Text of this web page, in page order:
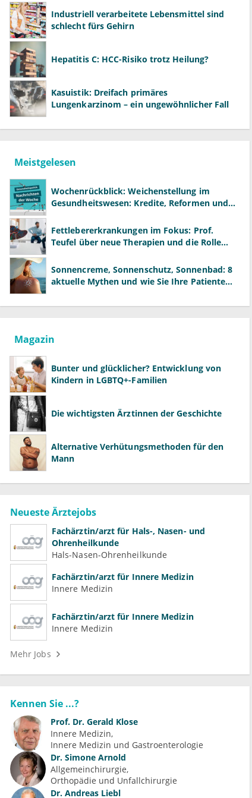
Industriell verarbeitete Lebensmittel sind
schlecht fürs Gehirn
Hepatitis C: HCC-Risiko trotz Heilung?
Kasuistik: Dreifach primäres
Lungenkarzinom – ein ungewöhnlicher Fall
Meistgelesen
Wochenrückblick: Weichenstellung im
Gesundheitswesen: Kredite, Reformen und
Fettlebererkrankungen im Fokus: Prof.
Teufel über neue Therapien und die Rolle
Sonnencreme, Sonnenschutz, Sonnenbad: 8
aktuelle Mythen und wie Sie Ihre Patienten
Magazin
Bunter und glücklicher? Entwicklung von
Kindern in LGBTQ+-Familien
Die wichtigsten Ärztinnen der Geschichte
Alternative Verhütungsmethoden für den
Mann
Neueste Ärztejobs
Fachärztin/arzt für Hals-, Nasen- und
Ohrenheilkunde
Hals-Nasen-Ohrenheilkunde
Fachärztin/arzt für Innere Medizin
Innere Medizin
Fachärztin/arzt für Innere Medizin
Innere Medizin
Mehr Jobs
Kennen Sie ...?
Prof. Dr. Gerald Klose
Innere Medizin
Innere Medizin und Gastroenterologie
Dr. Simone Arnold
Allgemeinchirurgie
Orthopädie und Unfallchirurgie
Dr. Andreas Liebl